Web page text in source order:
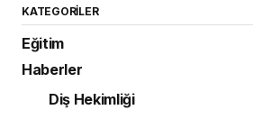
KATEGORILER
Eğitim
Haberler
Diş Hekimliği